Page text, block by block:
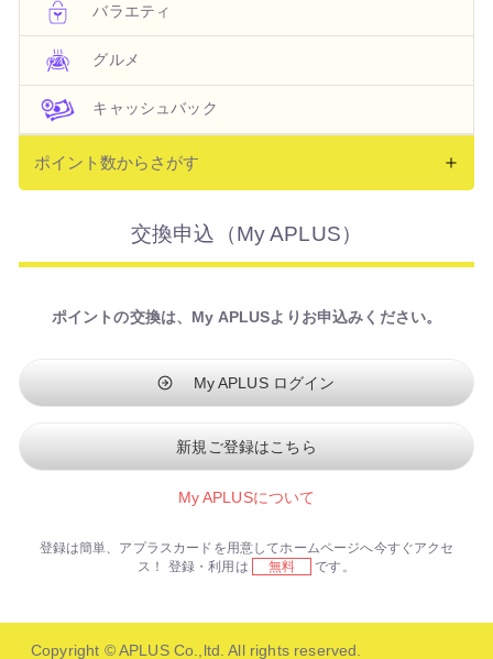
バラエティ
グルメ
キャッシュバック
ポイント数からさがす
交換申込（My APLUS）
ポイントの交換は、My APLUSよりお申込みください。
My APLUS ログイン
新規ご登録はこちら
My APLUSについて
登録は簡単、アプラスカードを用意してホームページへ今すぐアクセ
ス！
登録・利用は 無料 です。
Copyright © APLUS Co.,ltd. All rights reserved.